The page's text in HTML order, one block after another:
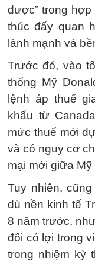
được” trong
thúc đẩy quan
lành mạnh và
Trước đó, vào
thống Mỹ
lệnh áp thuế
khẩu từ
mức thuế mới
và có nguy cơ
mại mới giữa
Tuy nhiên,
dù nền kinh tế
8 năm trước,
đối có lợi trong
trong nhiệm kỳ